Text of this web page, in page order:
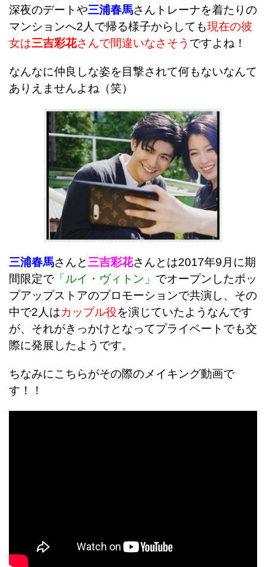
深夜のデートや三浦春馬さんトレーナを着たりの
マンションへ2人で帰る様子からしても現在の彼
女は三吉彩花さんで間違いなさそう ですよね！
なんなに仲良しな姿を目撃されて何もないなんて
ありえませんよね（笑）
三浦春馬さんと 三吉彩花さんとは2017年9月に期
間限定で 「ルイ・ヴィトン」 でオープンしたポッ
プアップストアのプロモーションで共演し、その
中で2人はカップル役を演じていたようなんです
が、それがきっかけとなってプライベートでも交
際に発展したようです。
ちなみにこちらがその際のメイキング動画で
す！！